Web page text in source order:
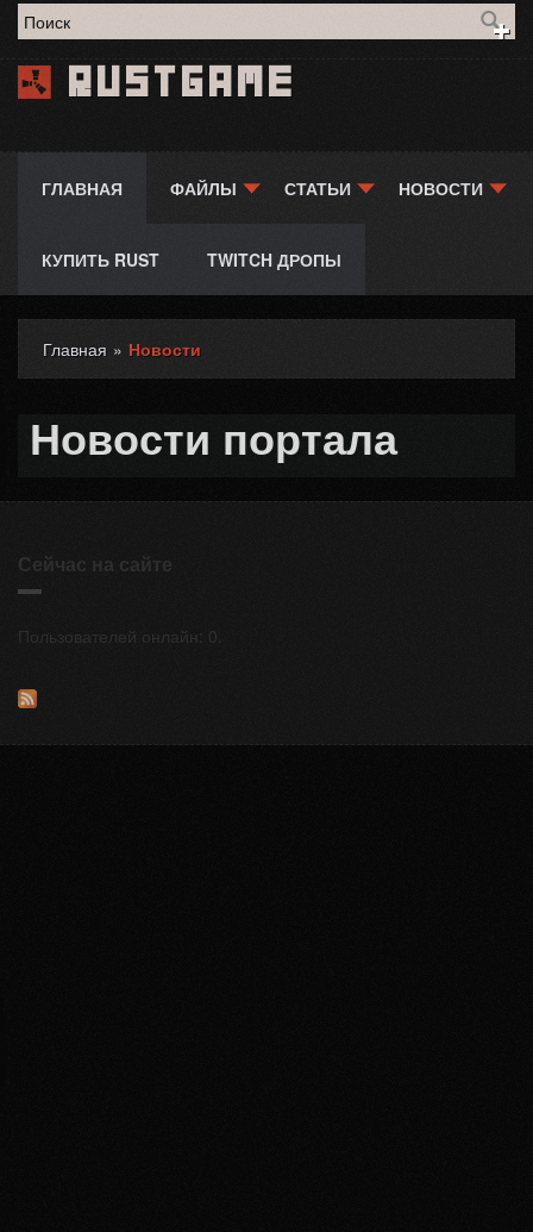
Форма поиска
Rustgame
ГЛАВНАЯ ФАЙЛЫ СТАТЬИ НОВОСТИ
КУПИТЬ RUST TWITCH ДРОПЫ
Вы здесь
Главная » Новости
Новости портала
Сейчас на сайте
Пользователей онлайн: 0.